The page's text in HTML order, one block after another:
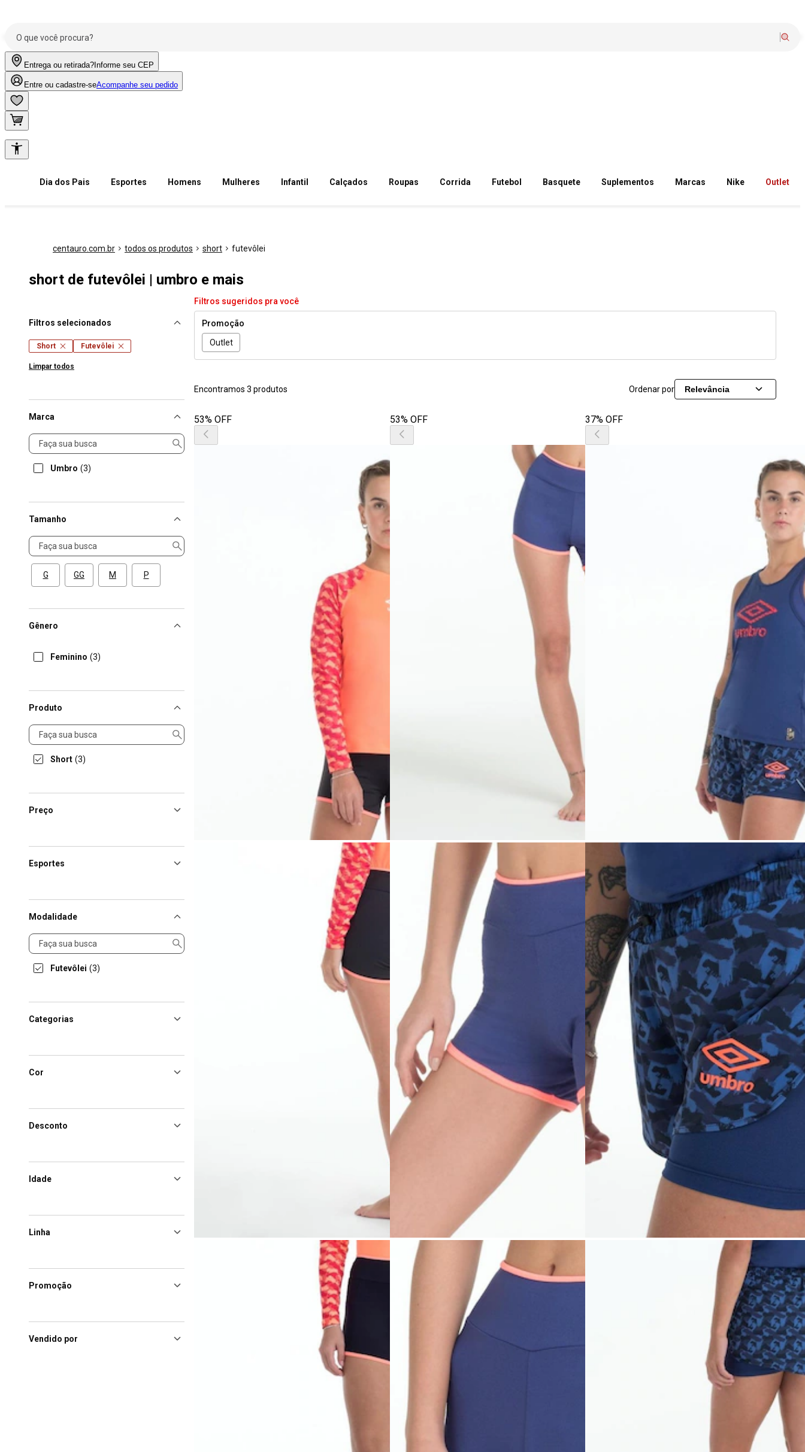
Entrega ou retirada? Informe seu CEP
Entre ou cadastre-seAcompanhe seu pedido
Dia dos Pais Esportes Homens Mulheres Infantil Calçados Roupas Corrida Futebol Basquete Suplementos Marcas Nike Outlet
centauro.com.br todos os produtos short futevôlei
short de futevôlei | umbro e mais
Filtros selecionados
Short Futevôlei
Limpar todos
Marca
Marca
Umbro (3)
Tamanho
Tamanho
G GG M P
Gênero
Feminino (3)
Produto
Produto
Short (3)
Preço
Esportes
Modalidade
Modalidade
Futevôlei (3)
Categorias
Cor
Desconto
Idade
Linha
Promoção
Vendido por
Filtros sugeridos pra você
Promoção
Outlet
Encontramos 3 produtos Ordenar por Relevância
53% OFF 53% OFF 37% OFF